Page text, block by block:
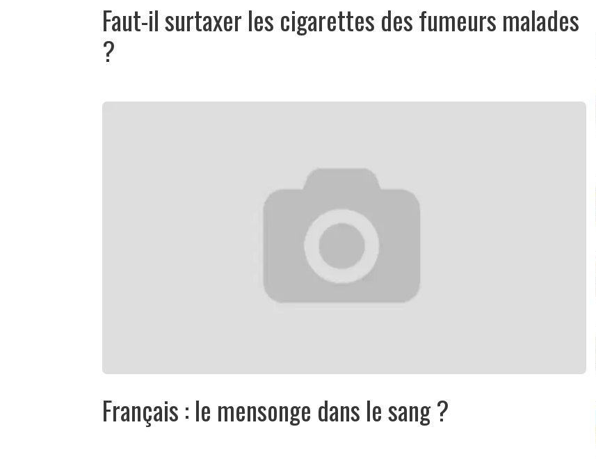
Faut-il surtaxer les cigarettes des fumeurs malades
?
Français : le mensonge dans le sang ?